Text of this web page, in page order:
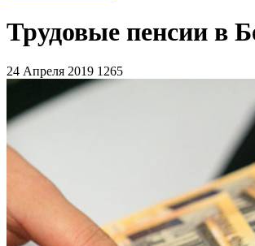
Трудовые пенсии в
24 Апреля 2019 1265